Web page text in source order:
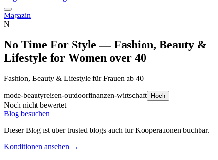
Magazin
N
No Time For Style — Fashion, Beauty &
Lifestyle for Women over 40
Fashion, Beauty & Lifestyle für Frauen ab 40
mode-beautyreisen-outdoorfinanzen-wirtschaft Hoch
Noch nicht bewertet
Blog besuchen
Dieser Blog ist über trusted blogs auch für Kooperationen buchbar.
Konditionen ansehen →